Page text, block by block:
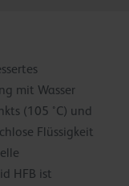
mit Wasser
(105 °C) und
Flüssigkeit
HFB ist